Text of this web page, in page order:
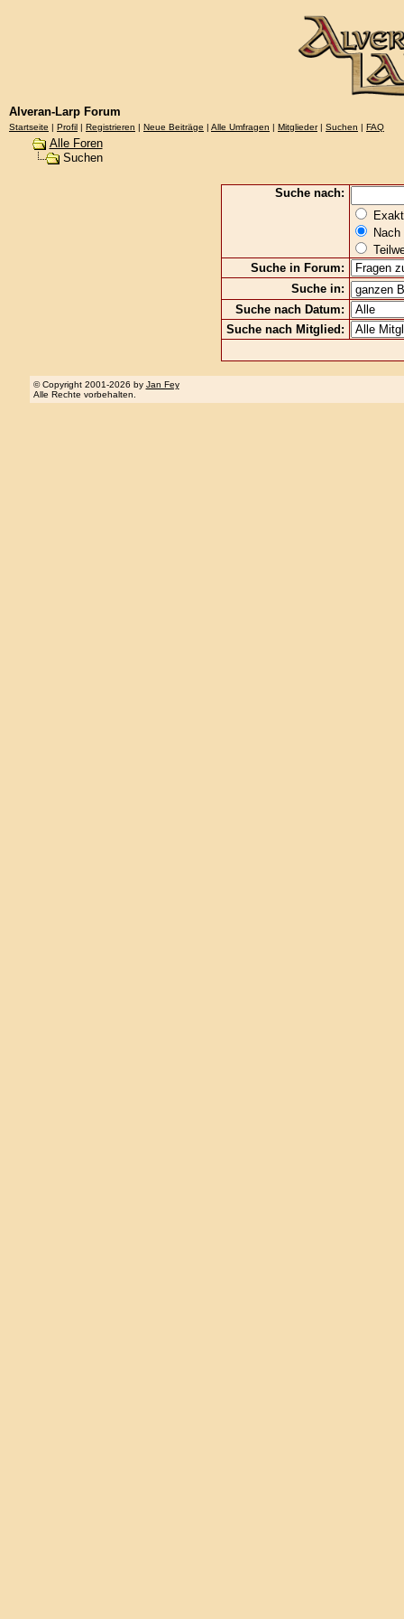
Alveran-Larp Forum
Startseite | Profil | Registrieren | Neue Beiträge | Alle Umfragen | Mitglieder| Suchen | FAQ
Alle Foren
Suchen
Suche nach:
Suche in Forum:
Suche in:
Suche nach Datum:
Suche nach Mitglied:
© Copyright 2001-2026 by Jan Fey
Alle Rechte vorbehalten.